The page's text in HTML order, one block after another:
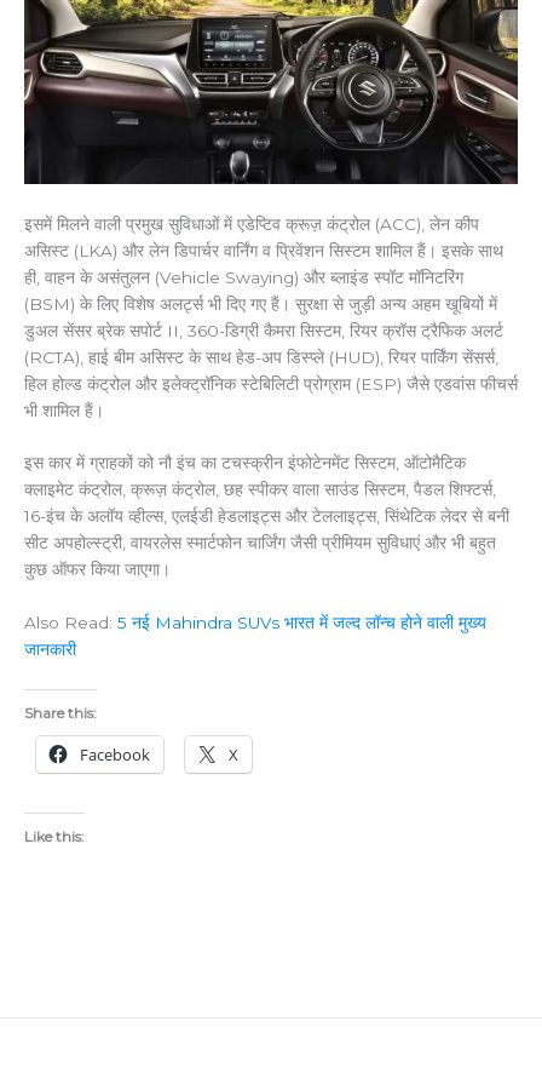
इसमें मिलने वाली प्रमुख सुविधाओं में एडेप्टिव क्रूज़ कंट्रोल (ACC), लेन कीप
असिस्ट (LKA) और लेन डिपार्चर वार्निंग व प्रिवेंशन सिस्टम शामिल हैं। इसके साथ
ही, वाहन के असंतुलन (Vehicle Swaying) और ब्लाइंड स्पॉट मॉनिटरिंग
(BSM) के लिए विशेष अलर्ट्स भी दिए गए हैं। सुरक्षा से जुड़ी अन्य अहम खूबियों में
डुअल सेंसर ब्रेक सपोर्ट II, 360-डिग्री कैमरा सिस्टम, रियर क्रॉस ट्रैफिक अलर्ट
(RCTA), हाई बीम असिस्ट के साथ हेड-अप डिस्प्ले (HUD), रियर पार्किंग सेंसर्स,
हिल होल्ड कंट्रोल और इलेक्ट्रॉनिक स्टेबिलिटी प्रोग्राम (ESP) जैसे एडवांस फीचर्स
भी शामिल हैं।
इस कार में ग्राहकों को नौ इंच का टचस्क्रीन इंफोटेनमेंट सिस्टम, ऑटोमैटिक
क्लाइमेट कंट्रोल, क्रूज़ कंट्रोल, छह स्पीकर वाला साउंड सिस्टम, पैडल शिफ्टर्स,
16-इंच के अलॉय व्हील्स, एलईडी हेडलाइट्स और टेललाइट्स, सिंथेटिक लेदर से बनी
सीट अपहोल्स्ट्री, वायरलेस स्मार्टफोन चार्जिंग जैसी प्रीमियम सुविधाएं और भी बहुत
कुछ ऑफर किया जाएगा।
Also Read: 5 नई Mahindra SUVs भारत में जल्द लॉन्च होने वाली मुख्य
जानकारी
Share this:
Facebook X
Like this: